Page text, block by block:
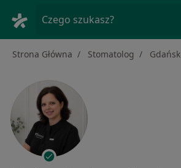
Czego szukasz?
Strona Główna Stomatolog Gdańsk